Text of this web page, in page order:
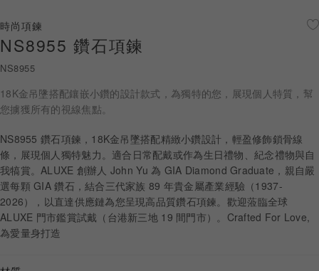
黃金金飾
關於ALUXE
嚴選鑽石
最新消息
婚禮護照
線上購物
時尚項鍊
NS8955 鑽石項鍊
NS8955
18K金吊墬搭配鑲嵌小鑽的設計款式，為獨特的您，展現個人特質，幫
您擄獲所有的視線焦點。
NS8955 鑽石項鍊，18K金吊墜搭配精緻小鑽設計，輕盈修飾鎖骨線
條，展現個人獨特魅力。適合日常配戴或作為生日禮物、紀念禮物與自
我犒賞。ALUXE 創辦人 John Yu 為 GIA Diamond Graduate，親自嚴
選每顆 GIA 鑽石，結合三代家族 89 年貴金屬產業經驗（1937-
2026），以直達供應鏈為您呈現高品質鑽石項鍊。歡迎蒞臨全球
ALUXE 門市鑑賞試戴（台港新三地 19 間門市）。Crafted For Love,
為愛量身打造